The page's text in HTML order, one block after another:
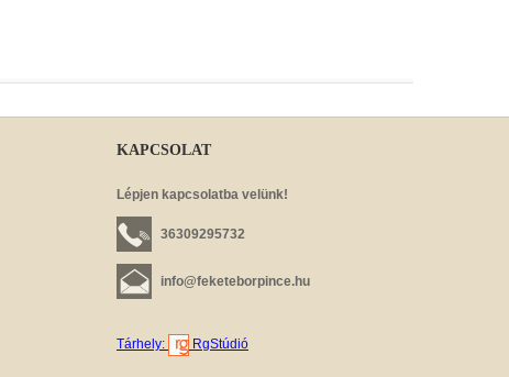
KAPCSOLAT
Lépjen kapcsolatba velünk!
36309295732
info@feketeborpince.hu
Tárhely: RgStúdió